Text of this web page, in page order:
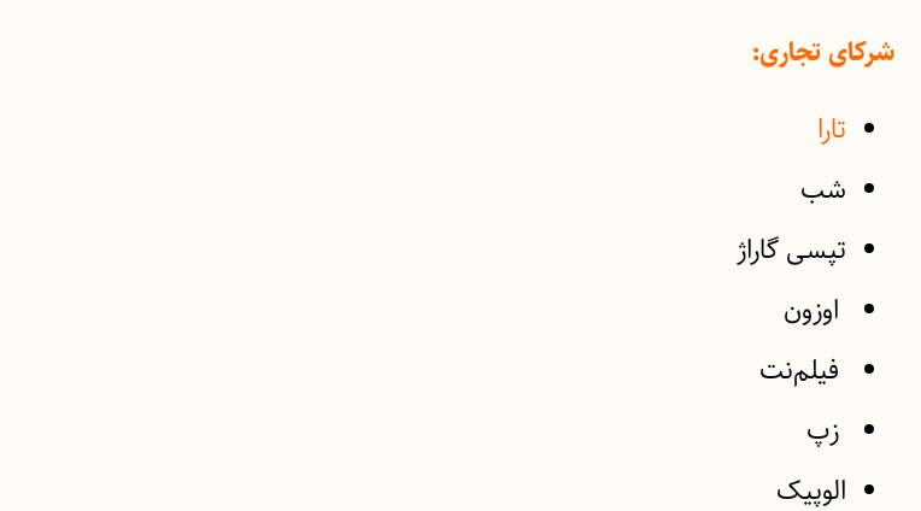
شرکای تجاری:
تارا
شب
تپسی گاراژ
اوزون
فیلم‌نت
زپ
الوپیک